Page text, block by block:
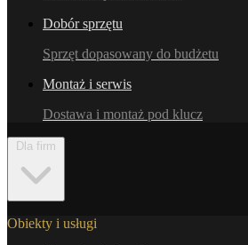
Dobór sprzętu
Sprzęt dopasowany do budżetu
Montaż i serwis
Dostawa i montaż pod klucz
Obiekty i usługi